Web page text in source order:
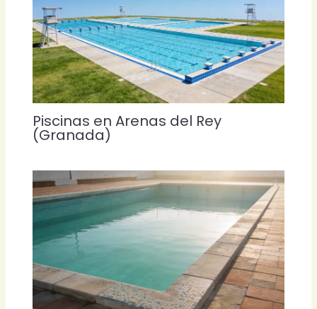
Piscinas en Arenas del Rey
(Granada)